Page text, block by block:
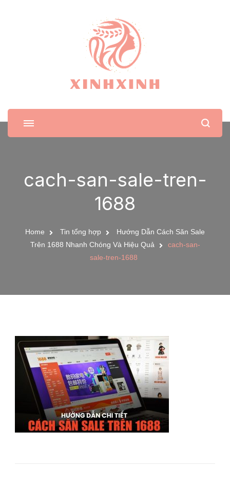
XinhXinh
Trang tin tức cho phái đẹp
cach-san-sale-tren-
1688
Home Tin tổng hợp
Hướng Dẫn Cách Săn Sale
Trên 1688 Nhanh Chóng Và Hiệu Quả
cach-san-
sale-tren-1688